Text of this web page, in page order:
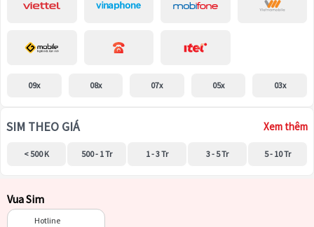
09x 08x 07x 05x 03x
SIM THEO GIÁ Xem thêm
< 500 K 500 - 1 Tr 1 - 3 Tr 3 - 5 Tr 5 - 10 Tr
Vua Sim
Hotline